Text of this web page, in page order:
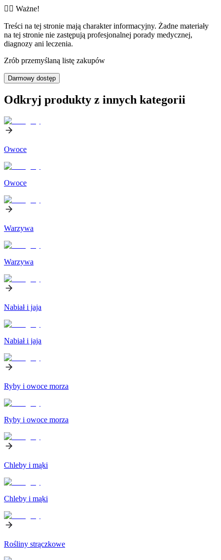
👨‍⚕️️ Ważne!
Treści na tej stronie mają charakter informacyjny. Żadne materiały
na tej stronie nie zastępują profesjonalnej porady medycznej,
diagnozy ani leczenia.
Zrób przemyślaną listę zakupów
Darmowy dostęp
Odkryj produkty z innych kategorii
Owoce
Owoce
Warzywa
Warzywa
Nabiał i jaja
Nabiał i jaja
Ryby i owoce morza
Ryby i owoce morza
Chleby i mąki
Chleby i mąki
Rośliny strączkowe